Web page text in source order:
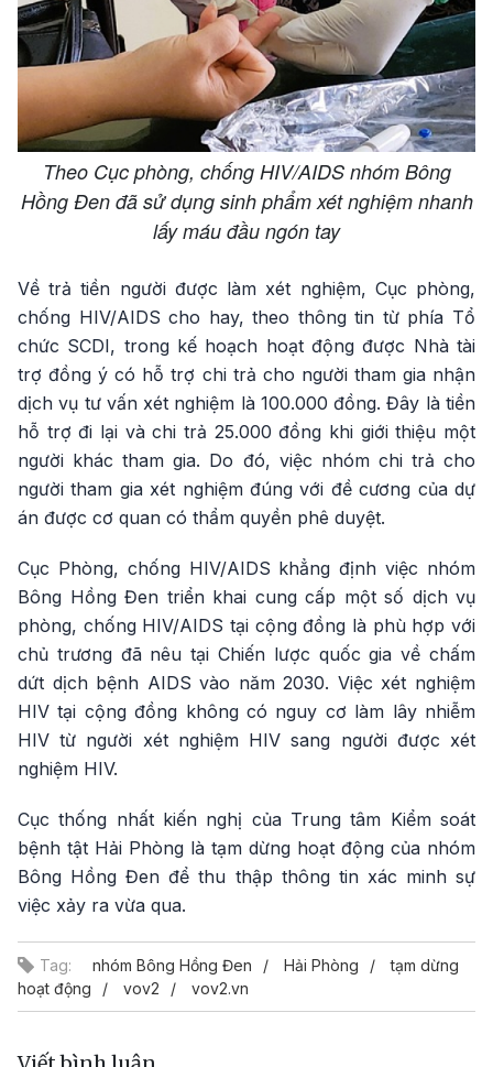
Theo Cục phòng, chống HIV/AIDS nhóm Bông
Hồng Đen đã sử dụng sinh phẩm xét nghiệm nhanh
lấy máu đầu ngón tay
Về trả tiền người được làm xét nghiệm, Cục phòng,
chống HIV/AIDS cho hay, theo thông tin từ phía Tổ
chức SCDI, trong kế hoạch hoạt động được Nhà tài
trợ đồng ý có hỗ trợ chi trả cho người tham gia nhận
dịch vụ tư vấn xét nghiệm là 100.000 đồng. Đây là tiền
hỗ trợ đi lại và chi trả 25.000 đồng khi giới thiệu một
người khác tham gia. Do đó, việc nhóm chi trả cho
người tham gia xét nghiệm đúng với đề cương của dự
án được cơ quan có thẩm quyền phê duyệt.
Cục Phòng, chống HIV/AIDS khẳng định việc nhóm
Bông Hồng Đen triển khai cung cấp một số dịch vụ
phòng, chống HIV/AIDS tại cộng đồng là phù hợp với
chủ trương đã nêu tại Chiến lược quốc gia về chấm
dứt dịch bệnh AIDS vào năm 2030. Việc xét nghiệm
HIV tại cộng đồng không có nguy cơ làm lây nhiễm
HIV từ người xét nghiệm HIV sang người được xét
nghiệm HIV.
Cục thống nhất kiến nghị của Trung tâm Kiểm soát
bệnh tật Hải Phòng là tạm dừng hoạt động của nhóm
Bông Hồng Đen để thu thập thông tin xác minh sự
việc xảy ra vừa qua.
Tag: nhóm Bông Hồng Đen Hải Phòng
tạm dừng
hoạt động
vov2 vov2.vn